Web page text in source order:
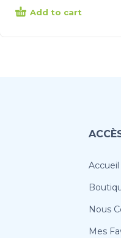
Add to cart
Accueil
Nous
Mes